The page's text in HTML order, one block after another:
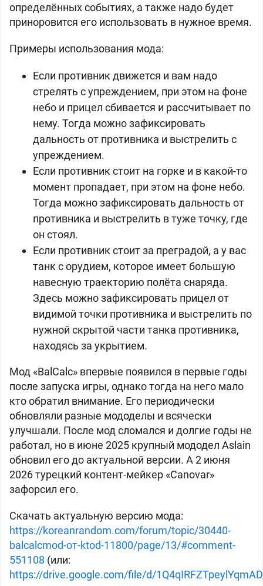
определённых событиях, а также надо будет
приноровится его использовать в нужное время.
Примеры использования мода:
Если противник движется и вам надо
стрелять с упреждением, при этом на фоне
небо и прицел сбивается и рассчитывает по
нему. Тогда можно зафиксировать
дальность от противника и выстрелить с
упреждением.
Если противник стоит на горке и в какой-то
момент пропадает, при этом на фоне небо.
Тогда можно зафиксировать дальность от
противника и выстрелить в туже точку, где
он стоял.
Если противник стоит за преградой, а у вас
танк с орудием, которое имеет большую
навесную траекторию полёта снаряда.
Здесь можно зафиксировать прицел от
видимой точки противника и выстрелить по
нужной скрытой части танка противника,
находясь за укрытием.
Мод «BalCalc» впервые появился в первые годы
после запуска игры, однако тогда на него мало
кто обратил внимание. Его периодически
обновляли разные мододелы и всячески
улучшали. После мод сломался и долгие годы не
работал, но в июне 2025 крупный мододел Aslain
обновил его до актуальной версии. А 2 июня
2026турецкий контент-мейкер «Canovar»
зафорсил его.
Скачать актуальную версию мода:
https://koreanrandom.com/forum/topic/30440-
balcalcmod-от-ktod-11800/page/13/#comment-
551108 (или:
https://drive.google.com/file/d/